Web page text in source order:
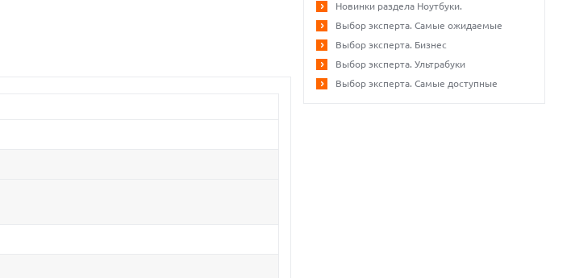
Новинки раздела Ноутбуки.
Выбор эксперта. Самые ожидаемые
Выбор эксперта. Бизнес
Выбор эксперта. Ультрабуки
Выбор эксперта. Самые доступные